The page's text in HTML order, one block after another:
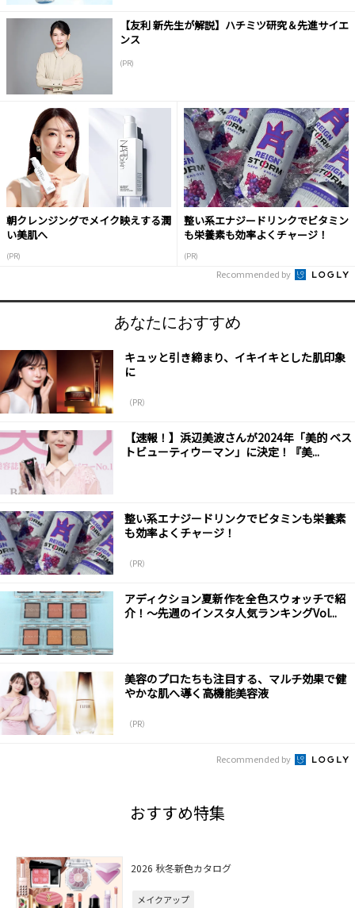
【友利 新先生が解説】ハチミツ研究＆先進サイエ
ンス
(PR)
朝クレンジングでメイク映えする潤
い美肌へ
(PR)
整い系エナジードリンクでビタミン
も栄養素も効率よくチャージ！
(PR)
Recommended by
あなたにおすすめ
キュッと引き締まり、イキイキとした肌印象
に
（PR）
【速報！】浜辺美波さんが2024年「美的 ベス
トビューティウーマン」に決定！『美...
整い系エナジードリンクでビタミンも栄養素
も効率よくチャージ！
（PR）
アディクション夏新作を全色スウォッチで紹
介！～先週のインスタ人気ランキングVol...
美容のプロたちも注目する、マルチ効果で健
やかな肌へ導く高機能美容液
（PR）
Recommended by
おすすめ特集
2026 秋冬新色カタログ
メイクアップ